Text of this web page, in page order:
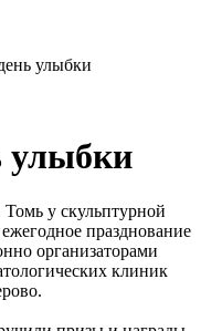
улыбки
улыбки
у скульптурной
празднование
организаторами
клиник